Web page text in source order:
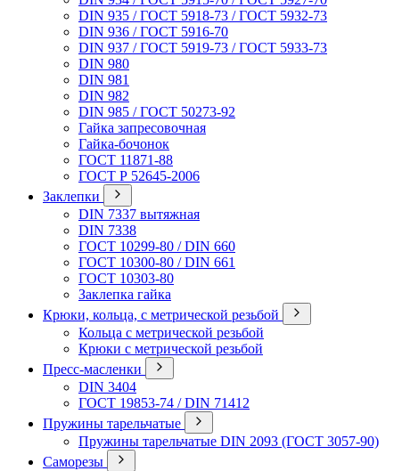
DIN 935 / ГОСТ 5918-73 / ГОСТ 5932-73
DIN 936 / ГОСТ 5916-70
DIN 937 / ГОСТ 5919-73 / ГОСТ 5933-73
DIN 980
DIN 981
DIN 982
DIN 985 / ГОСТ 50273-92
Гайка запресовочная
Гайка-бочонок
ГОСТ 11871-88
ГОСТ Р 52645-2006
Заклепки
DIN 7337 вытяжная
DIN 7338
ГОСТ 10299-80 / DIN 660
ГОСТ 10300-80 / DIN 661
ГОСТ 10303-80
Заклепка гайка
Крюки, кольца, с метрической резьбой
Кольца с метрической резьбой
Крюки с метрической резьбой
Пресс-масленки
DIN 3404
ГОСТ 19853-74 / DIN 71412
Пружины тарельчатые
Пружины тарельчатые DIN 2093 (ГОСТ 3057-90)
Саморезы